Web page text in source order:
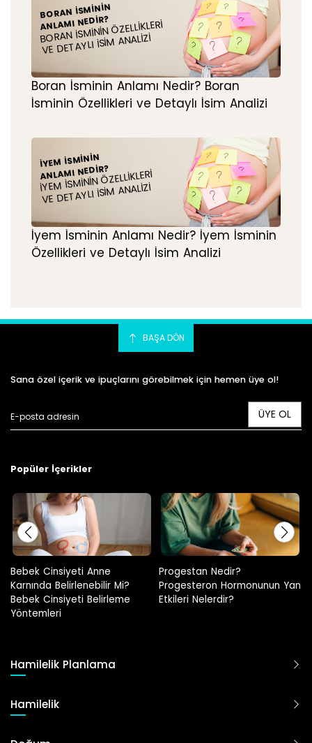
BORAN İSMININ
ANLAMI NEDIR?
BORAN İSMININ ÖZELLIKLERI
VE DETAYLI İSIM ANALIZI
Boran İsminin Anlamı Nedir? Boran
İsminin Özellikleri ve Detaylı İsim Analizi
İYEM İSMININ
ANLAMI NEDIR?
İYEM İSMININ ÖZELLIKLERI
VE DETAYLI İSIM ANALIZI
İyem İsminin Anlamı Nedir? İyem İsminin
Özellikleri ve Detaylı İsim Analizi
BAŞA DÖN
Sana özel içerik ve ipuçlarını görebilmek için hemen üye ol!
ÜYE OL
Popüler İçerikler
Progestan Nedir?
Progesteron Hormonunun Yan
Etkileri Nelerdir?
Hamilelikte Adet Görülür Mü?
Hamilelik Planlama
Hamilelik